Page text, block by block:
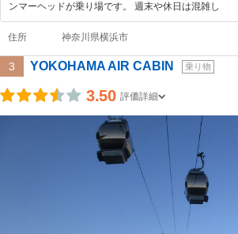
ンマーヘッドが乗り場です。 週末や休日は混雑し
住所 神奈川県横浜市
3 YOKOHAMA AIR CABIN 乗り物
3.50 評価詳細